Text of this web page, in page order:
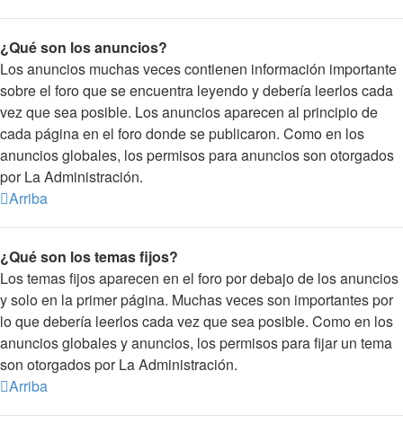
¿Qué son los anuncios?
Los anuncios muchas veces contienen información importante
sobre el foro que se encuentra leyendo y debería leerlos cada
vez que sea posible. Los anuncios aparecen al principio de
cada página en el foro donde se publicaron. Como en los
anuncios globales, los permisos para anuncios son otorgados
por La Administración.
Arriba
¿Qué son los temas fijos?
Los temas fijos aparecen en el foro por debajo de los anuncios
y solo en la primer página. Muchas veces son importantes por
lo que debería leerlos cada vez que sea posible. Como en los
anuncios globales y anuncios, los permisos para fijar un tema
son otorgados por La Administración.
Arriba